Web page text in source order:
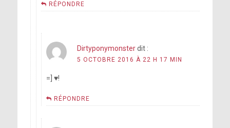
RÉPONDRE
Dirtyponymonster dit :
5 OCTOBRE 2016 À 22 H 17 MIN
=] ♥!
RÉPONDRE